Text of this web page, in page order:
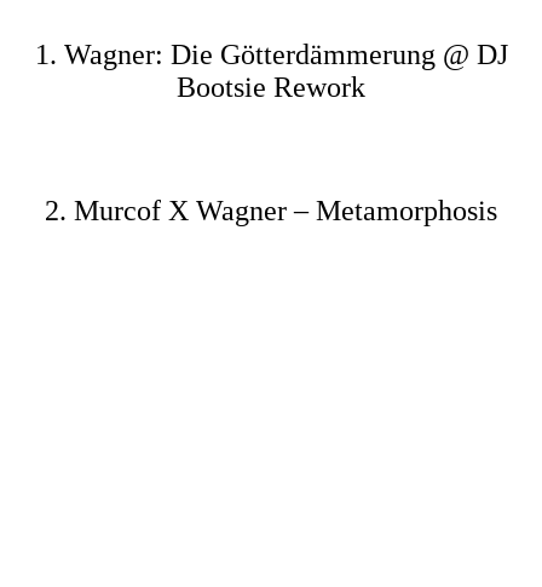
1. Wagner: Die Götterdämmerung @ DJ
Bootsie Rework
2. Murcof X Wagner – Metamorphosis